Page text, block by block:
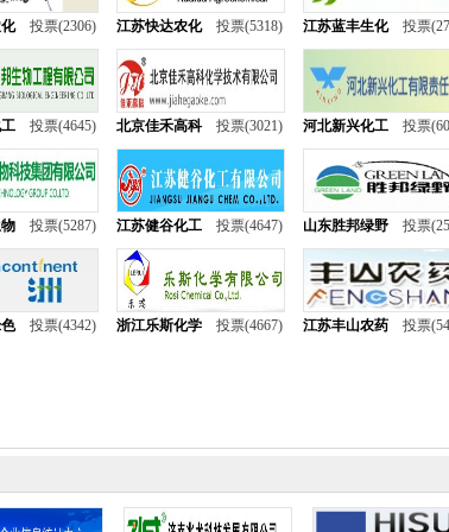
投票(2306) 江苏快达农化 投票(5318) 江苏蓝丰生化 投票
投票(4645) 北京佳禾高科 投票(3021) 河北新兴化工 投票
投票(5287) 江苏健谷化工 投票(4647) 山东胜邦绿野 投票
投票(4342) 浙江乐斯化学 投票(4667) 江苏丰山农药 投票